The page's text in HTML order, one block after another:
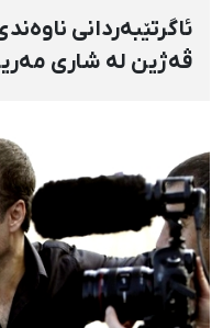
ئاگرتێبەردانی
ڤەژین لە شاری